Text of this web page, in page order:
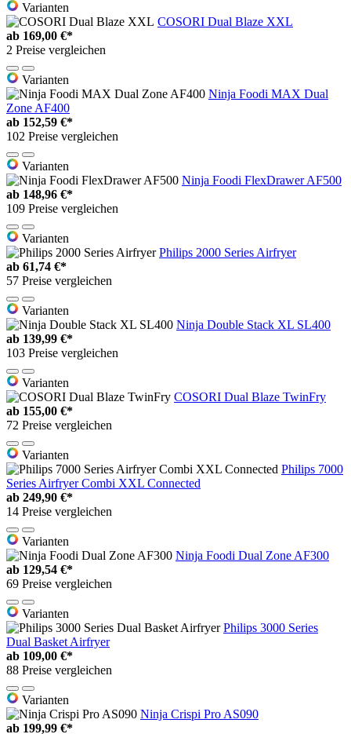
Varianten
COSORI Dual Blaze XXL
ab 169,00 €*
2 Preise vergleichen
Varianten
Ninja Foodi MAX Dual
Zone AF400
ab 152,59 €*
102 Preise vergleichen
Varianten
Ninja Foodi FlexDrawer AF500
ab 148,96 €*
109 Preise vergleichen
Varianten
Philips 2000 Series Airfryer
ab 61,74 €*
57 Preise vergleichen
Varianten
Ninja Double Stack XL SL400
ab 139,99 €*
103 Preise vergleichen
Varianten
COSORI Dual Blaze TwinFry
ab 155,00 €*
72 Preise vergleichen
Varianten
Philips 7000
Series Airfryer Combi XXL Connected
ab 249,90 €*
14 Preise vergleichen
Varianten
Ninja Foodi Dual Zone AF300
ab 129,54 €*
69 Preise vergleichen
Varianten
Philips 3000 Series
Dual Basket Airfryer
ab 109,00 €*
88 Preise vergleichen
Varianten
Ninja Crispi Pro AS090
ab 199,99 €*